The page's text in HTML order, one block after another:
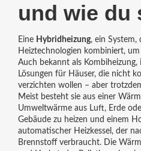
und wie du
Eine Hybridheizung, ein System,
Heiztechnologien kombiniert,
Auch bekannt als Kombiheizung,
Lösungen für Häuser, die nicht
verzichten wollen – aber
Meist besteht sie aus einer
Umweltwärme aus Luft, Erde
Gebäude zu heizen und einem
automatischer Heizkessel, der
Brennstoff verbraucht. Die